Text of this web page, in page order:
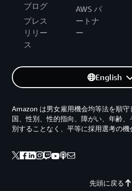
ブログ
プレス
リリー
ス
AWS パ
ートナ
ー
English
先頭に戻る
Amazon は男女雇用機会均等法を順
国、性別、性的指向、障がい、年齢
別することなく、平等に採用選考の機